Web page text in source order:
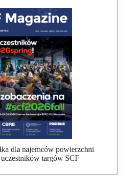
dla najemców powierzchni
targów SCF